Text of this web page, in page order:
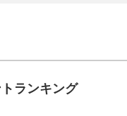
ランキング